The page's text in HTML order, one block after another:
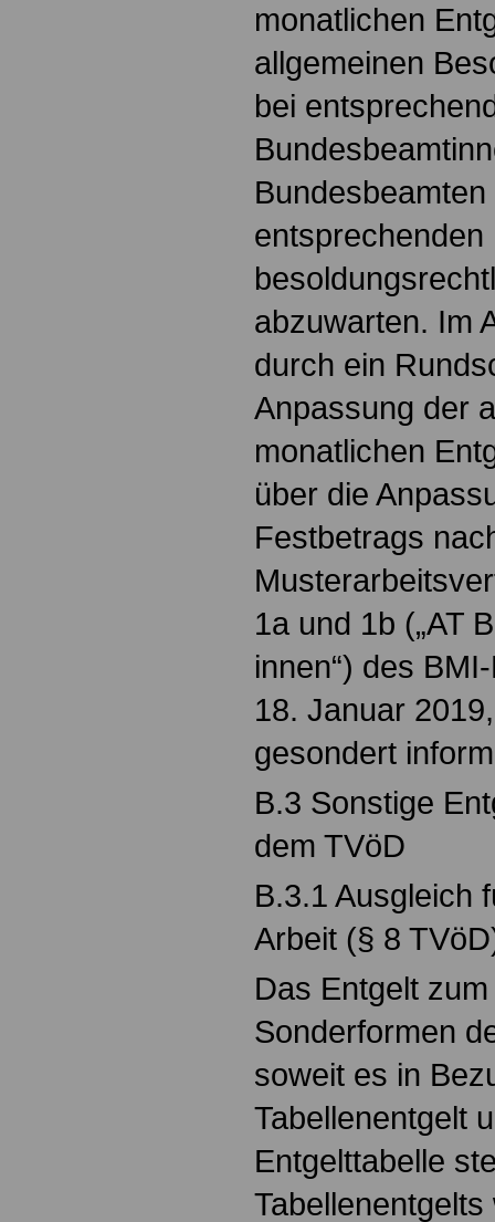
monatlichen
allgemeinen
bei
entsprechenden
abzuwarten. Im
durch ein
Anpassung der
monatlichen
über die
Festbetrags
1a und 1b („AT
innen“) des
18. Januar
gesondert
B.3 Sonstige
dem TVöD
B.3.1 Ausgleich
Arbeit (§ 8
Das Entgelt
Sonderformen
soweit es in
Tabellenentgelt
Entgelttabelle